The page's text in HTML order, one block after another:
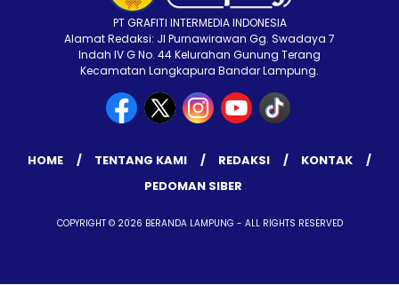
PT GRAFITI INTERMEDIA INDONESIA
Alamat Redaksi: Jl Purnawirawan Gg. Swadaya 7
Indah IV G No. 44 Kelurahan Gunung Terang
Kecamatan Langkapura Bandar Lampung.
HOME TENTANG KAMI REDAKSI
KONTAK
PEDOMAN SIBER
COPYRIGHT © 2026 BERANDA LAMPUNG - ALL RIGHTS RESERVED